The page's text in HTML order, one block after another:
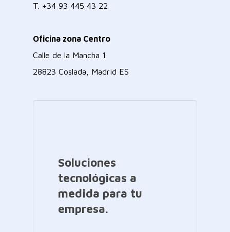
T. +34 93 445 43 22
Oficina zona Centro
Calle de la Mancha 1
28823 Coslada, Madrid ES
Soluciones
tecnológicas a
medida para tu
empresa.